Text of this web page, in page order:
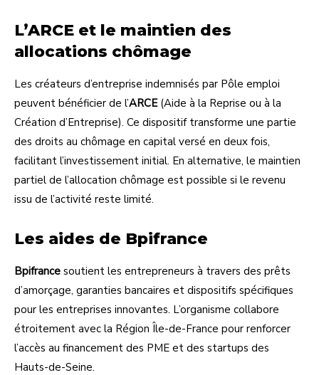
L’ARCE et le maintien des
allocations chômage
Les créateurs d’entreprise indemnisés par Pôle emploi
peuvent bénéficier de l’ARCE(Aide à la Reprise ou à la
Création d’Entreprise). Ce dispositif transforme une partie
des droits au chômage en capital versé en deux fois,
facilitant l’investissement initial. En alternative, le maintien
partiel de l’allocation chômage est possible si le revenu
issu de l’activité reste limité.
Les aides de Bpifrance
Bpifrance soutient les entrepreneurs à travers des prêts
d’amorçage, garanties bancaires et dispositifs spécifiques
pour les entreprises innovantes. L’organisme collabore
étroitement avec la Région Île-de-France pour renforcer
l’accès au financement des PME et des startups des
Hauts-de-Seine.